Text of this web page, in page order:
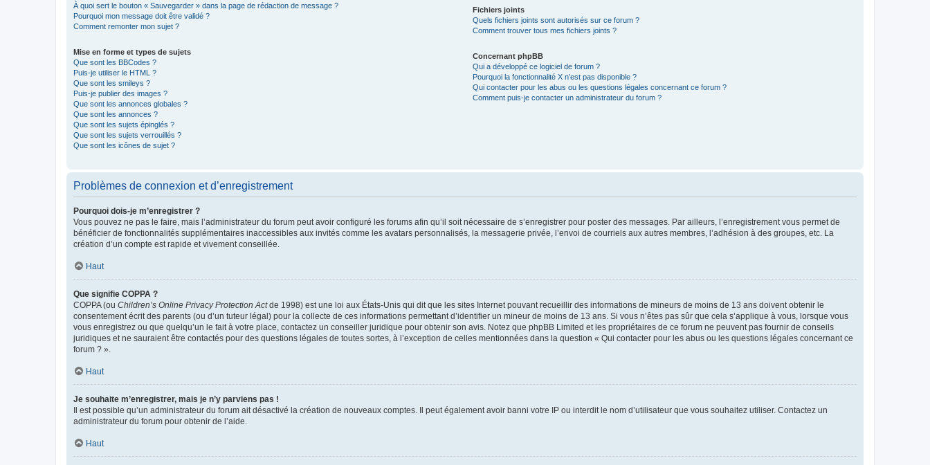
À quoi sert le bouton « Sauvegarder » dans la page de rédaction de message ?
Pourquoi mon message doit être validé ?
Comment remonter mon sujet ?
Mise en forme et types de sujets
Que sont les BBCodes ?
Puis-je utiliser le HTML ?
Que sont les smileys ?
Puis-je publier des images ?
Que sont les annonces globales ?
Que sont les annonces ?
Que sont les sujets épinglés ?
Que sont les sujets verrouillés ?
Que sont les icônes de sujet ?
Fichiers joints
Quels fichiers joints sont autorisés sur ce forum ?
Comment trouver tous mes fichiers joints ?
Concernant phpBB
Qui a développé ce logiciel de forum ?
Pourquoi la fonctionnalité X n’est pas disponible ?
Qui contacter pour les abus ou les questions légales concernant ce forum ?
Comment puis-je contacter un administrateur du forum ?
Problèmes de connexion et d’enregistrement
Pourquoi dois-je m’enregistrer ?
Vous pouvez ne pas le faire, mais l’administrateur du forum peut avoir configuré les forums afin qu’il soit nécessaire de s’enregistrer pour poster des messages. Par ailleurs, l’enregistrement vous permet de
bénéficier de fonctionnalités supplémentaires inaccessibles aux invités comme les avatars personnalisés, la messagerie privée, l’envoi de courriels aux autres membres, l’adhésion à des groupes, etc. La
création d’un compte est rapide et vivement conseillée.
Haut
Que signifie COPPA ?
COPPA (ou Children’s Online Privacy Protection Actde 1998) est une loi aux États-Unis qui dit que les sites Internet pouvant recueillir des informations de mineurs de moins de 13 ans doivent obtenir le
consentement écrit des parents (ou d’un tuteur légal) pour la collecte de ces informations permettant d’identifier un mineur de moins de 13 ans. Si vous n’êtes pas sûr que cela s’applique à vous, lorsque vous
vous enregistrez ou que quelqu’un le fait à votre place, contactez un conseiller juridique pour obtenir son avis. Notez que phpBB Limited et les propriétaires de ce forum ne peuvent pas fournir de conseils
juridiques et ne sauraient être contactés pour des questions légales de toutes sortes, à l’exception de celles mentionnées dans la question « Qui contacter pour les abus ou les questions légales concernant ce
forum ? ».
Haut
Je souhaite m’enregistrer, mais je n’y parviens pas !
Il est possible qu’un administrateur du forum ait désactivé la création de nouveaux comptes. Il peut également avoir banni votre IP ou interdit le nom d’utilisateur que vous souhaitez utiliser. Contactez un
administrateur du forum pour obtenir de l’aide.
Haut